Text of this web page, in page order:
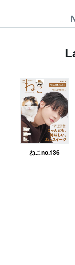
ねこno.136